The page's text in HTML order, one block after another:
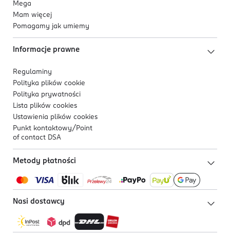
Mega
Mam więcej
Pomagamy jak umiemy
Informacje prawne
Regulaminy
Polityka plików cookie
Polityka prywatności
Lista plików cookies
Ustawienia plików cookies
Punkt kontaktowy/ Point
of contact DSA
Metody płatności
Nasi dostawcy